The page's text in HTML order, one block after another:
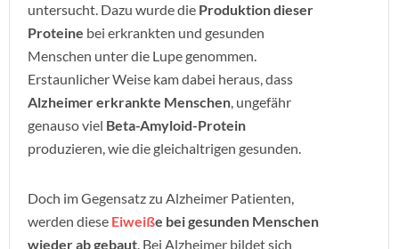
untersucht. Dazu wurde die Produktion dieser
Proteine bei erkrankten und gesunden
Menschen unter die Lupe genommen.
Erstaunlicher Weise kam dabei heraus, dass
Alzheimer erkrankte Menschen, ungefähr
genauso viel Beta-Amyloid-Protein
produzieren, wie die gleichaltrigen gesunden.
Doch im Gegensatz zu Alzheimer Patienten,
werden diese Eiweiße bei gesunden Menschen
wieder ab gebaut. Bei Alzheimer bildet sich